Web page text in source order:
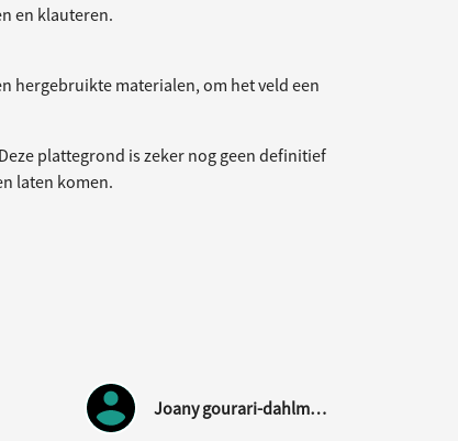
en klauteren.
hergebruikte materialen, om het veld een
plattegrond is zeker nog geen definitief
laten komen.
Joany gourari-dahlmans